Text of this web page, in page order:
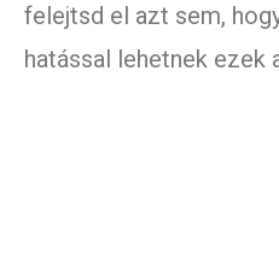
felejtsd el azt sem,
hatással lehetnek ezek